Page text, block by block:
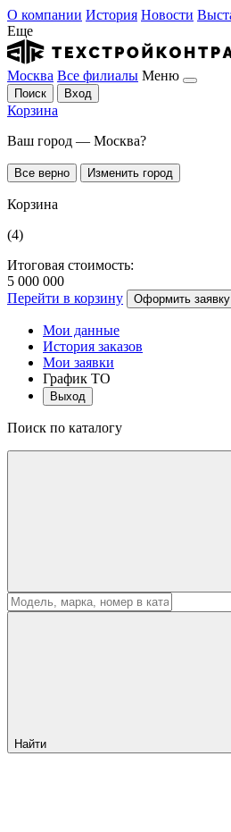
О компании История Новости
Еще
Москва Все филиалы Меню
Поиск Вход
Корзина
Ваш город — Москва?
Все верно Изменить город
Корзина
(4)
Итоговая стоимость:
5 000 000
Перейти в корзину
Оформить заявку
Мои данные
История заказов
Мои заявки
График ТО
Выход
Поиск по каталогу
Найти